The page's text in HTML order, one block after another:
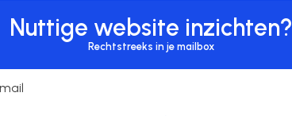
Nuttige website inzichten?
Rechtstreeks in je mailbox